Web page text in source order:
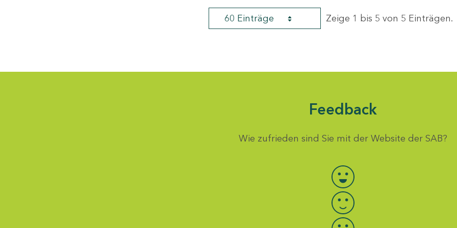
60 Einträge Zeige 1 bis 5 von 5 Einträgen.
Feedback
Wie zufrieden sind Sie mit der Website der SAB?
Bewertung auswählen